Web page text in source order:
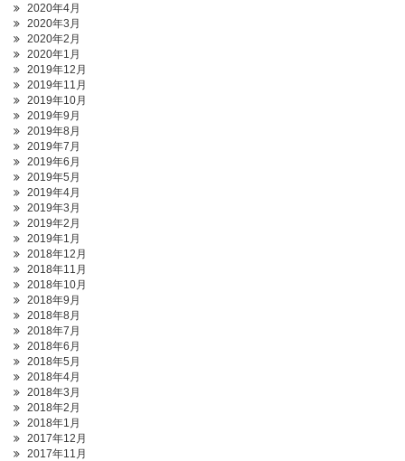
2020年4月
2020年3月
2020年2月
2020年1月
2019年12月
2019年11月
2019年10月
2019年9月
2019年8月
2019年7月
2019年6月
2019年5月
2019年4月
2019年3月
2019年2月
2019年1月
2018年12月
2018年11月
2018年10月
2018年9月
2018年8月
2018年7月
2018年6月
2018年5月
2018年4月
2018年3月
2018年2月
2018年1月
2017年12月
2017年11月